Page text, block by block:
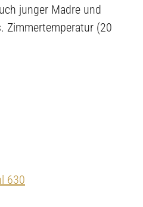
junger Madre und
Zimmertemperatur (20
630